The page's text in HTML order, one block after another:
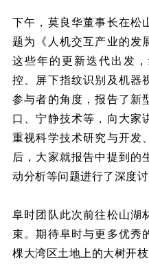
下午，莫良华董事长在松
题为《人机交互产业的发
这些年的更新迭代出发
控、屏下指纹识别及机器
参与者的角度，报告了新
口、宁静技术等，向大家
重视科学技术研究与开发
后，大家就报告中提到的
动分析等问题进行了深度讨
阜时团队此次前往松山湖
束。期待阜时与更多优秀
棵大湾区土地上的大树开